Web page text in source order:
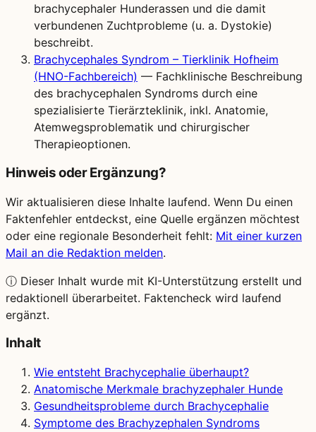
brachycephaler Hunderassen und die damit
verbundenen Zuchtprobleme (u. a. Dystokie)
beschreibt.
Brachycephales Syndrom – Tierklinik Hofheim
(HNO-Fachbereich) — Fachklinische Beschreibung
des brachycephalen Syndroms durch eine
spezialisierte Tierärzteklinik, inkl. Anatomie,
Atemwegsproblematik und chirurgischer
Therapieoptionen.
Hinweis oder Ergänzung?
Wir aktualisieren diese Inhalte laufend. Wenn Du einen
Faktenfehler entdeckst, eine Quelle ergänzen möchtest
oder eine regionale Besonderheit fehlt: Mit einer kurzen
Mail an die Redaktion melden.
ⓘ Dieser Inhalt wurde mit KI-Unterstützung erstellt und
redaktionell überarbeitet. Faktencheck wird laufend
ergänzt.
Inhalt
Wie entsteht Brachycephalie überhaupt?
Anatomische Merkmale brachyzephaler Hunde
Gesundheitsprobleme durch Brachycephalie
Symptome des Brachyzephalen Syndroms